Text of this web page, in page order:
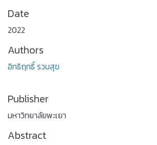
Date
2022
Authors
อิทธิฤทธิ์ รวมสุข
Publisher
มหาวิทยาลัยพะเยา
Abstract